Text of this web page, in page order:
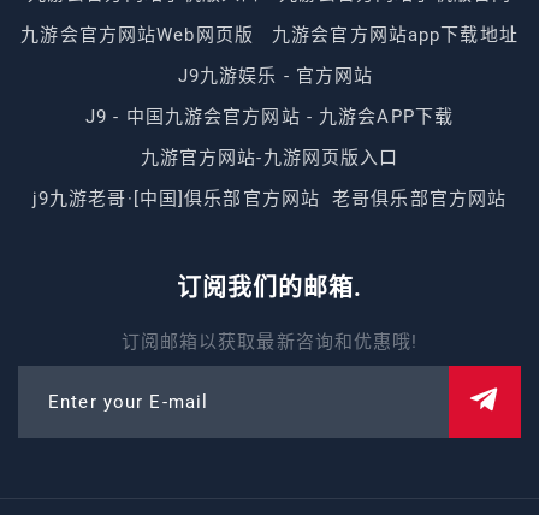
九游会官方网站Web网页版
九游会官方网站app下载地址
J9九游娱乐 - 官方网站
J9 - 中国九游会官方网站 - 九游会APP下载
九游官方网站-九游网页版入口
j9九游老哥·[中国]俱乐部官方网站
老哥俱乐部官方网站
订阅我们的邮箱.
订阅邮箱以获取最新咨询和优惠哦!
Enter your E-mail